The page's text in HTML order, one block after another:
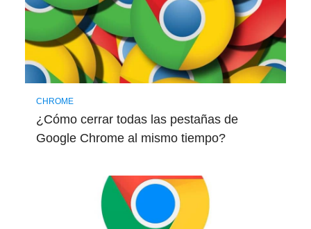
CHROME
¿Cómo cerrar todas las pestañas de
Google Chrome al mismo tiempo?